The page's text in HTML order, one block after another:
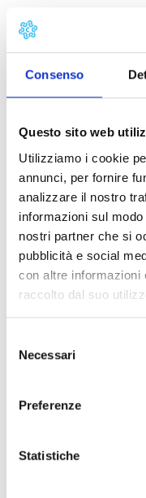
Consenso
Questo sito web
Utilizziamo i cookie
annunci, per fornire
analizzare il nostro
informazioni sul
nostri partner che si
pubblicità e social
con altre informazioni
raccolto dal suo
delNecessari
Preferenze
Statistiche
Modello
lavori di
Tavola 1 stato
Tavola 2 stato di
Tavola 3 stato
Tavola 5 schema
Tavola 6 schema
condizionamento
Tavola 7 schema
Tavola 8 abaco
Relazione tecnico